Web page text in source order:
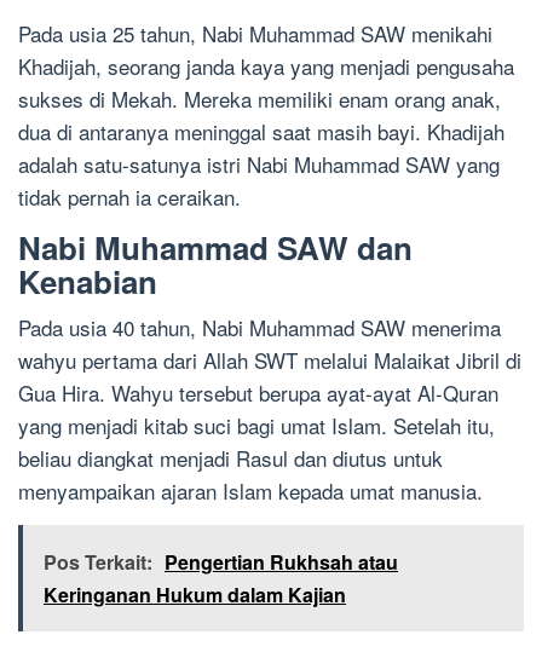
Pada usia 25 tahun, Nabi Muhammad SAW menikahi
Khadijah, seorang janda kaya yang menjadi pengusaha
sukses di Mekah. Mereka memiliki enam orang anak,
dua di antaranya meninggal saat masih bayi. Khadijah
adalah satu-satunya istri Nabi Muhammad SAW yang
tidak pernah ia ceraikan.
Nabi Muhammad SAW dan
Kenabian
Pada usia 40 tahun, Nabi Muhammad SAW menerima
wahyu pertama dari Allah SWT melalui Malaikat Jibril di
Gua Hira. Wahyu tersebut berupa ayat-ayat Al-Quran
yang menjadi kitab suci bagi umat Islam. Setelah itu,
beliau diangkat menjadi Rasul dan diutus untuk
menyampaikan ajaran Islam kepada umat manusia.
Pos Terkait: Pengertian Rukhsah atau
Keringanan Hukum dalam Kajian